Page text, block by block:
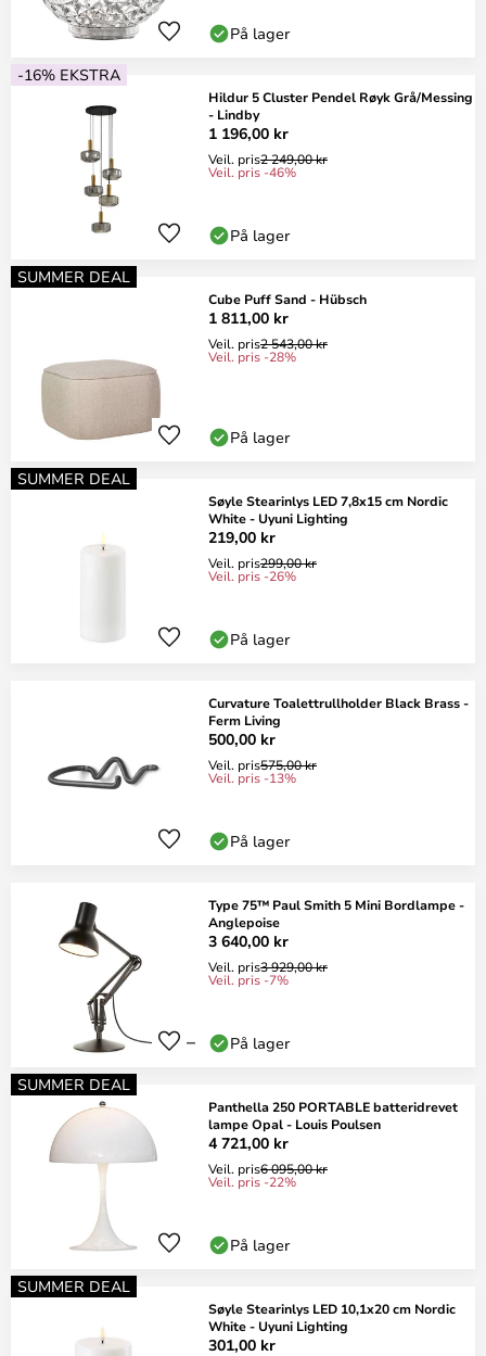
På lager
-16% EKSTRA
Hildur 5 Cluster Pendel Røyk Grå/Messing
- Lindby
1 196,00 kr
Veil. pris2 249,00 kr
Veil. pris -46%
På lager
SUMMER DEAL
Cube Puff Sand - Hübsch
1 811,00 kr
Veil. pris2 543,00 kr
Veil. pris -28%
På lager
SUMMER DEAL
Søyle Stearinlys LED 7,8x15 cm Nordic
White - Uyuni Lighting
219,00 kr
Veil. pris299,00 kr
Veil. pris -26%
På lager
Curvature Toalettrullholder Black Brass -
Ferm Living
500,00 kr
Veil. pris575,00 kr
Veil. pris -13%
På lager
Type 75™ Paul Smith 5 Mini Bordlampe -
Anglepoise
3 640,00 kr
Veil. pris3 929,00 kr
Veil. pris -7%
På lager
SUMMER DEAL
Panthella 250 PORTABLE batteridrevet
lampe Opal - Louis Poulsen
4 721,00 kr
Veil. pris6 095,00 kr
Veil. pris -22%
På lager
SUMMER DEAL
Søyle Stearinlys LED 10,1x20 cm Nordic
White - Uyuni Lighting
301,00 kr